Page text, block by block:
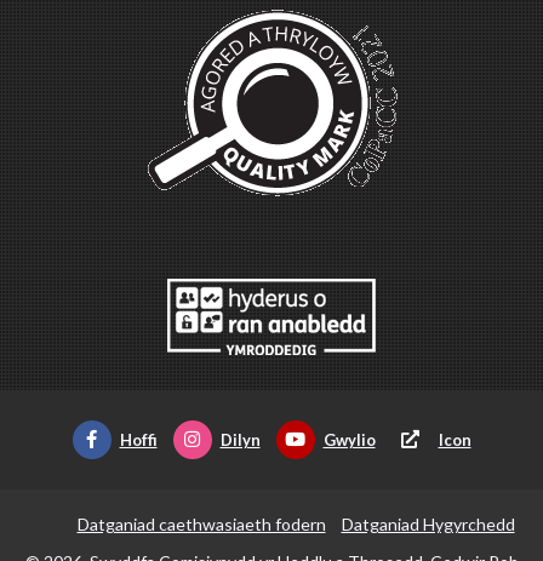
Hoffi Dilyn Gwylio Icon
Datganiad caethwasiaeth fodern
Datganiad Hygyrchedd